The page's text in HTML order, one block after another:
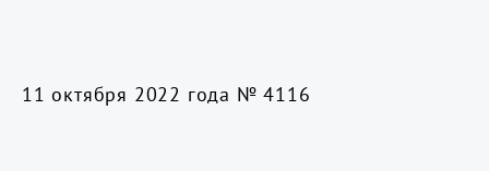
11 октября 2022 года № 4116